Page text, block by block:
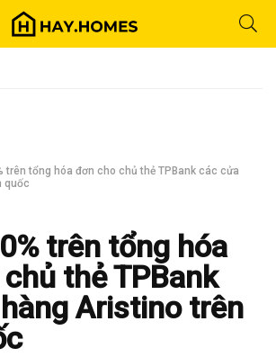
trên tổng hóa đơn cho chủ thẻ TPBank các cửa
quốc
trên tổng hóa
thẻ TPBank
Aristino trên